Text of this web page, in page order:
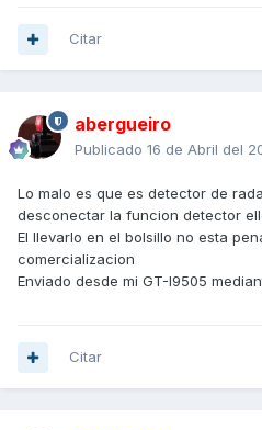
Citar
abergueiro
Publicado 16 de Abril del
Lo malo es que es detector de
desconectar la funcion detector
El llevarlo en el bolsillo no esta
comercializacion
Enviado desde mi GT-I9505
Citar